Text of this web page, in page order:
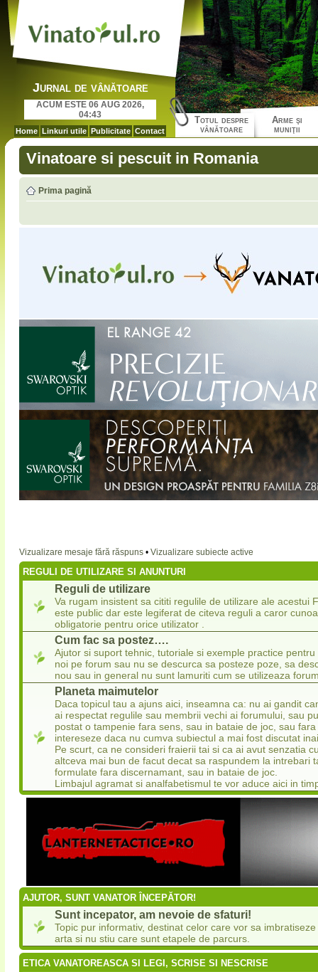
Jurnal de vânătoare
ACUM ESTE 06 AUG 2026,
04:43
Home Linkuri utile Publicitate Contact
Totul despre
vânătoare
Arme şi
muniţii
Vinatoare si pescuit in Romania
Prima pagină
Vizualizare mesaje fără răspuns • Vizualizare subiecte active
REGULI DE UTILIZARE SI ANUNTURI
Reguli de utilizare
Va rugam insistent sa cititi regulile de utilizare ale acestui
este public dar este legiferat de citeva reguli a caror
obligatorie pentru orice utilizator .
Cum fac sa postez….
Ajutor si suport tehnic, tutoriale si exemple practice
noi pe forum sau nu se descurca sa posteze poze, sa
nou sau in general nu sunt lamuriti cum se utilizeaza
Planeta maimutelor
Daca topicul tau a ajuns aici, inseamna ca: nu ai gandit
ai respectat regulile sau membrii vechi ai forumului, sau
postat o tampenie fara sens, sau in bataie de joc, sau
intereseze daca nu cumva subiectul a mai fost discutat
Pe scurt, ca ne consideri fraierii tai si ca ai avut senzatia
altceva mai bun de facut decat sa raspundem la intrebari
formulate fara discernamant, sau in bataie de joc.
Limbajul agramat si analfabetismul te vor aduce aici in
AJUTOR, SUNT VANATOR ÎNCEPĂTOR!
Sunt incepator, am nevoie de sfaturi!
Topic pur informativ, destinat celor care vor sa
arta si nu stiu care sunt etapele de parcurs.
ETICA VANATOREASCA SI LEGI, SCRISE SI NESCRISE